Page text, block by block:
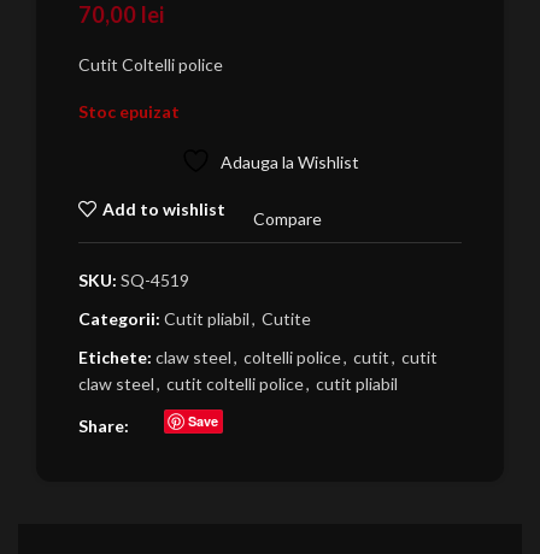
70,00 lei
Cutit Coltelli police
Stoc epuizat
Adauga la Wishlist
Add to wishlist
Compare
SKU: SQ-4519
Categorii: Cutit pliabil, Cutite
Etichete: claw steel, coltelli police, cutit, cutit
claw steel, cutit coltelli police, cutit pliabil
Share: Save